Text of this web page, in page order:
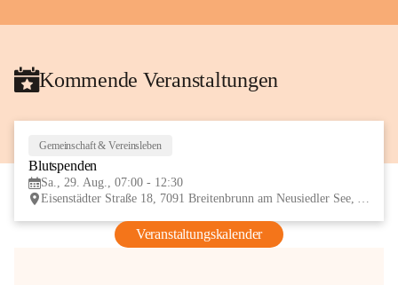
Kommende Veranstaltungen
Gemeinschaft & Vereinsleben
Blutspenden
Sa., 29. Aug., 07:00 - 12:30
Eisenstädter Straße 18, 7091 Breitenbrunn am Neusiedler See, AUT
Veranstaltungskalender